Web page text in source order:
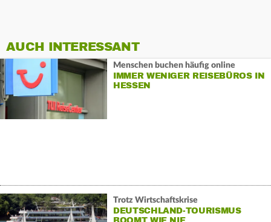
AUCH INTERESSANT
Menschen buchen häufig online
IMMER WENIGER REISEBÜROS IN
HESSEN
Trotz Wirtschaftskrise
DEUTSCHLAND-TOURISMUS